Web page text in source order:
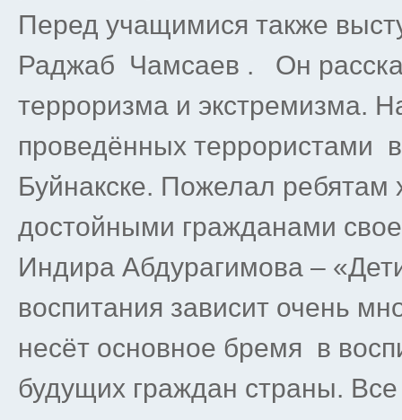
Перед учащимися также
Раджаб Чамсаев . Он
терроризма и экстремизма.
проведённых террористами
Буйнакске. Пожелал
достойными гражданами
Индира Абдурагимова –
воспитания зависит очень
несёт основное бремя в
будущих граждан страны. Все